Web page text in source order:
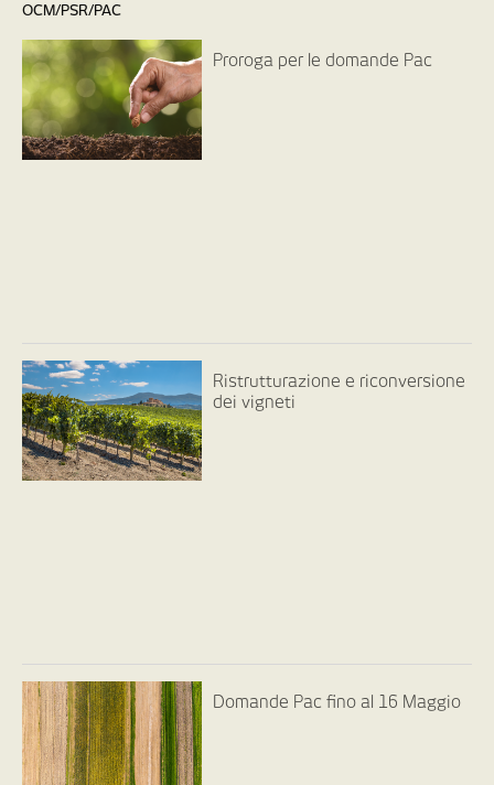
OCM/PSR/PAC
Proroga per le domande Pac
Ristrutturazione e riconversione
dei vigneti
Domande Pac fino al 16 Maggio